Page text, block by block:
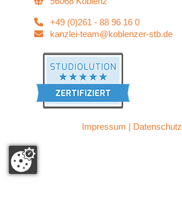
+49 (0)261 - 88 96 16 0
kanzlei-team@koblenzer-stb.de
Impressum | Datenschutz